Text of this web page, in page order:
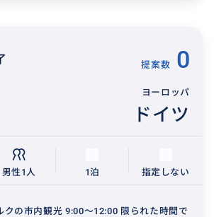
提案数 0
ヨーロッパ
ドイツ
男性1人 1泊 指定しない
の市内観光 9:00〜12:00 限られた時間で